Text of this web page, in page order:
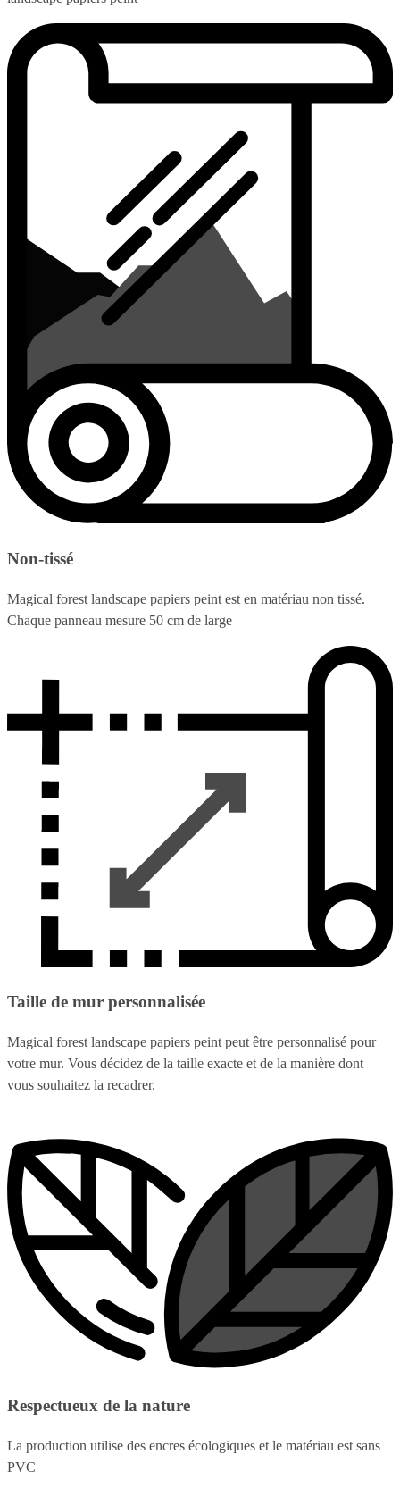
Non-tissé
Magical forest landscape papiers peint est en matériau non tissé.
Chaque panneau mesure 50 cm de large
Taille de mur personnalisée
Magical forest landscape papiers peint peut être personnalisé pour
votre mur. Vous décidez de la taille exacte et de la manière dont
vous souhaitez la recadrer.
Respectueux de la nature
La production utilise des encres écologiques et le matériau est sans
PVC